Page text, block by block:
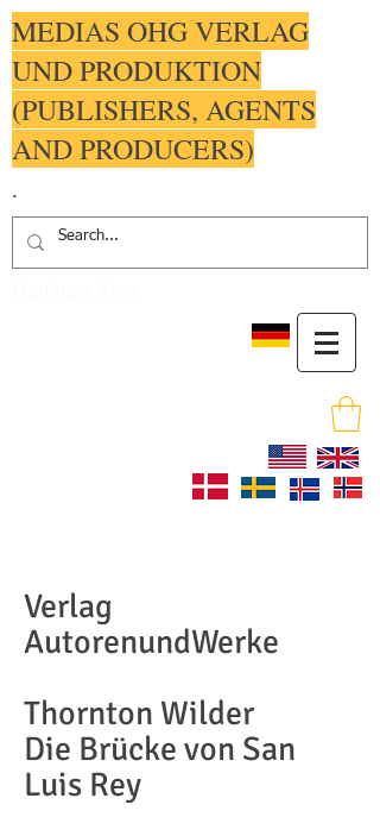
MEDIAS OHG VERLAG
UND PRODUKTION
(PUBLISHERS, AGENTS
AND PRODUCERS)
.
Verlag
AutorenundWerke
Thornton Wilder
Die Brücke von San
Luis Rey